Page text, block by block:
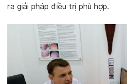
ra giải pháp điều trị phù hợp.